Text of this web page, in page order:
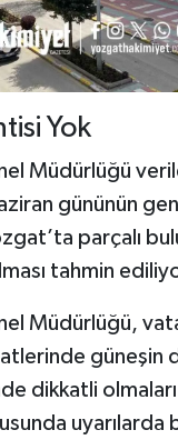
Yok
Müdürlüğü
gününün
parçalı
tahmin
Müdürlüğü,
güneşin
dikkatli olmaları
uyarılarda